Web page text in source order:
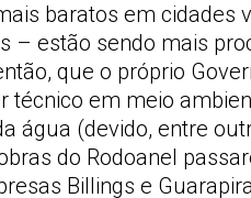
baratos em cidades
– estão sendo mais
que o próprio
em meio
água (devido, entre
do Rodoanel
Billings e